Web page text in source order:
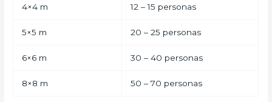
4×4 m 12 – 15 personas
5×5 m 20 – 25 personas
6×6 m 30 – 40 personas
8×8 m 50 – 70 personas